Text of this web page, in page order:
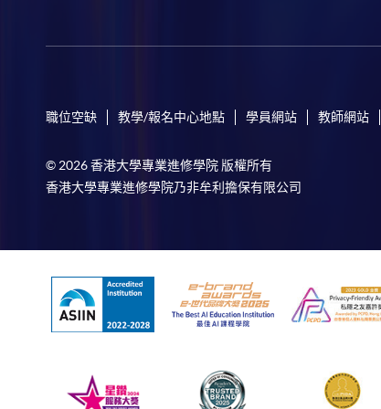
職位空缺 教學/報名中心地點 學員網站 教師網站
© 2026 香港大學專業進修學院 版權所有
香港大學專業進修學院乃非牟利擔保有限公司